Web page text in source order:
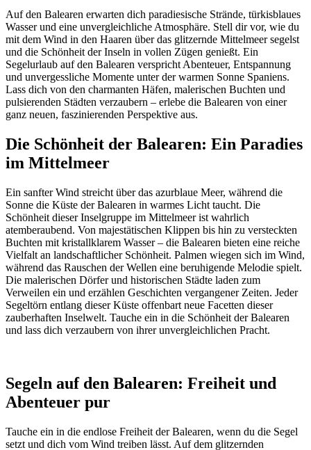
Auf den Balearen erwarten dich paradiesische Strände, türkisblaues
Wasser und eine unvergleichliche Atmosphäre. Stell dir vor, wie du
mit dem Wind in den Haaren über das glitzernde Mittelmeer segelst
und die Schönheit der Inseln in vollen Zügen genießt. Ein
Segelurlaub auf den Balearen verspricht Abenteuer, Entspannung
und unvergessliche Momente unter der warmen Sonne Spaniens.
Lass dich von den charmanten Häfen, malerischen Buchten und
pulsierenden Städten verzaubern – erlebe die Balearen von einer
ganz neuen, faszinierenden Perspektive aus.
Die Schönheit der Balearen: Ein Paradies
im Mittelmeer
Ein sanfter Wind streicht über das azurblaue Meer, während die
Sonne die Küste der Balearen in warmes Licht taucht. Die
Schönheit dieser Inselgruppe im Mittelmeer ist wahrlich
atemberaubend. Von majestätischen Klippen bis hin zu versteckten
Buchten mit kristallklarem Wasser – die Balearen bieten eine reiche
Vielfalt an landschaftlicher Schönheit. Palmen wiegen sich im Wind,
während das Rauschen der Wellen eine beruhigende Melodie spielt.
Die malerischen Dörfer und historischen Städte laden zum
Verweilen ein und erzählen Geschichten vergangener Zeiten. Jeder
Segeltörn entlang dieser Küste offenbart neue Facetten dieser
zauberhaften Inselwelt. Tauche ein in die Schönheit der Balearen
und lass dich verzaubern von ihrer unvergleichlichen Pracht.
Segeln auf den Balearen: Freiheit und
Abenteuer pur
Tauche ein in die endlose Freiheit der Balearen, wenn du die Segel
setzt und dich vom Wind treiben lässt. Auf dem glitzernden